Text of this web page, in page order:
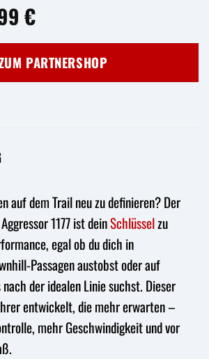
€
€Aktueller
ist:
61,99 €.
PARTNERSHOP
auf dem Trail neu zu definieren? Der
1177 ist deinSchlüsselzu
egal ob du dich in
Passagen austobst oder auf
der idealen Linie suchst. Dieser
entwickelt, die mehr erwarten –
mehr Geschwindigkeit und vor